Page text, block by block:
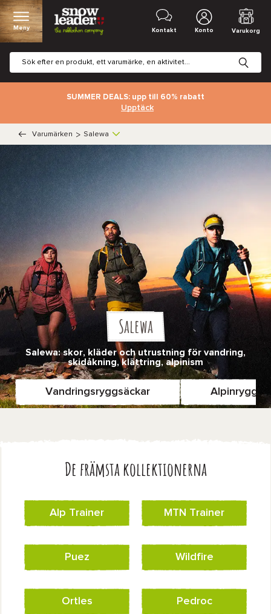
Meny Kontakt Konto Varukorg
SUMMER DEALS: upp till 60% rabatt
Upptäck
Varumärken > Salewa
Salewa
Salewa: skor, kläder och utrustning för vandring,
skidåkning, klättring, alpinism
Vandringsryggsäckar
De främsta kollektionerna
Alp Trainer MTN Trainer
Puez Wildfire
Ortles Pedroc